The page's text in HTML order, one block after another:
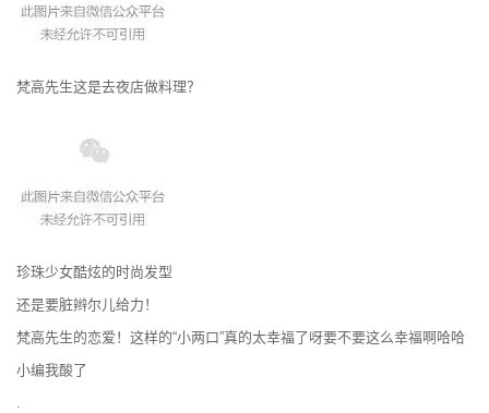
梵高先生这是去夜店做料理？
珍珠少女酷炫的时尚发型
还是要脏辫尔儿给力！
梵高先生的恋爱！这样的“小两口”真的太幸福了呀要不要这么幸福啊哈哈
小编我酸了
.